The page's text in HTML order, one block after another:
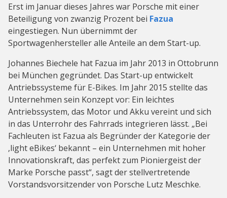
Erst im Januar dieses Jahres war Porsche mit einer
Beteiligung von zwanzig Prozent bei Fazua
eingestiegen. Nun übernimmt der
Sportwagenhersteller alle Anteile an dem Start-up.
Johannes Biechele hat Fazua im Jahr 2013 in Ottobrunn
bei München gegründet. Das Start-up entwickelt
Antriebssysteme für E-Bikes. Im Jahr 2015 stellte das
Unternehmen sein Konzept vor: Ein leichtes
Antriebssystem, das Motor und Akku vereint und sich
in das Unterrohr des Fahrrads integrieren lässt. „Bei
Fachleuten ist Fazua als Begründer der Kategorie der
‚light eBikes‘ bekannt – ein Unternehmen mit hoher
Innovationskraft, das perfekt zum Pioniergeist der
Marke Porsche passt“, sagt der stellvertretende
Vorstandsvorsitzender von Porsche Lutz Meschke.